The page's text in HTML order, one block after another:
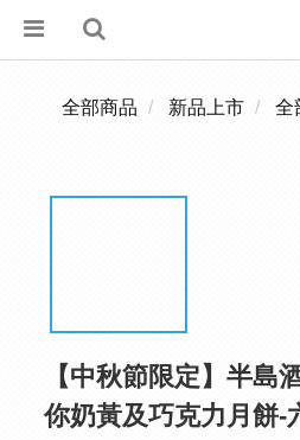
全部商品 新品上市 全
【中秋節限定】半島
你奶黃及巧克力月餅-